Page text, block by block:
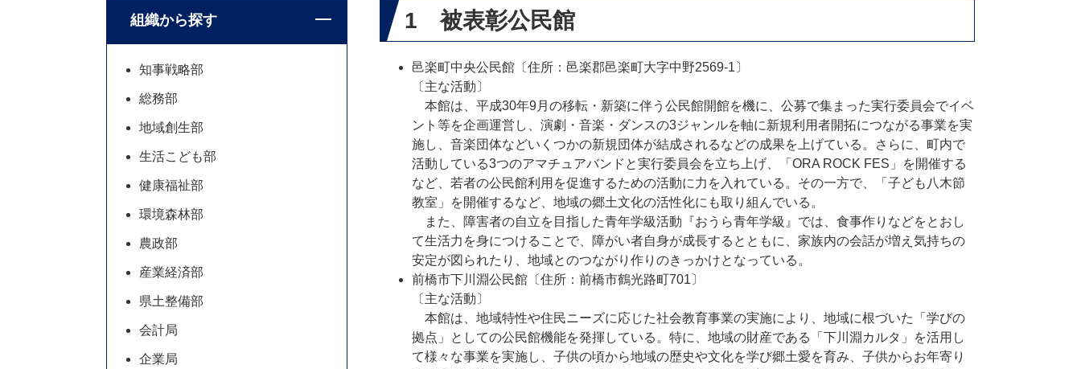
1 被表彰公民館
邑楽町中央公民館〔住所：邑楽郡邑楽町大字中野2569-1〕
〔主な活動〕
本館は、平成30年9月の移転・新築に伴う公民館開館を機に、公募で集まった実行委員会でイベ
ント等を企画運営し、演劇・音楽・ダンスの3ジャンルを軸に新規利用者開拓につながる事業を実
施し、音楽団体などいくつかの新規団体が結成されるなどの成果を上げている。さらに、町内で
活動している3つのアマチュアバンドと実行委員会を立ち上げ、「ORA ROCK FES」を開催する
など、若者の公民館利用を促進するための活動に力を入れている。その一方で、「子ども八木節
教室」を開催するなど、地域の郷土文化の活性化にも取り組んでいる。
また、障害者の自立を目指した青年学級活動『おうら青年学級』では、食事作りなどをとおし
て生活力を身につけることで、障がい者自身が成長するとともに、家族内の会話が増え気持ちの
安定が図られたり、地域とのつながり作りのきっかけとなっている。
前橋市下川淵公民館〔住所：前橋市鶴光路町701〕
〔主な活動〕
本館は、地域特性や住民ニーズに応じた社会教育事業の実施により、地域に根づいた「学びの
拠点」としての公民館機能を発揮している。特に、地域の財産である「下川淵カルタ」を活用し
て様々な事業を実施し、子供の頃から地域の歴史や文化を学び郷土愛を育み、子供からお年寄り
組織から探す
知事戦略部
総務部
地域創生部
生活こども部
健康福祉部
環境森林部
農政部
産業経済部
県土整備部
会計局
企業局